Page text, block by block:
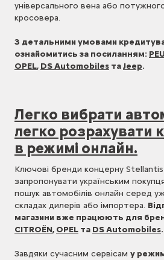
універсального вена або
кросовера.
З детальними умовами
ознайомитись за посиланням:
OPEL, DS Automobiles таJeep.
Легко вибрати
легко розрахувати
в режимі онлайн.
Ключові бренди концерну
запропонувати українським
пошук автомобілів онлайн серед
складах дилерів або імпортера.
магазини вже працюють для
CITROËN, OPEL та DS Automobiles.
Завдяки сучасним сервісам у